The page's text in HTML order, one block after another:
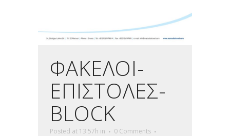
ΦΑΚΕΛΟΙ-
ΕΠΙΣΤΟΛΕΣ-
BLOCK
Posted at 13:57h in
0 Comments